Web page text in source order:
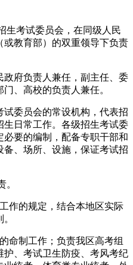
生考试委员会，在同级人民
教育部）的双重领导下负责
府负责人兼任，副主任、委
、高校的负责人兼任。
委员会的常设机构，代表招
日常工作。各级招生考试委
必要的编制，配备专职干部和
、场所、设施，保证考试招
。
作的规定，结合本地区实际
命制工作；负责我区高考组
、考试卫生防疫、考风考纪